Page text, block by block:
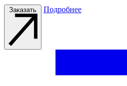
Заказать Подробнее